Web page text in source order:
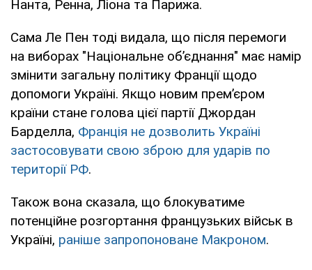
Нанта, Ренна, Ліона та Парижа.
Сама Ле Пен тоді видала, що після перемоги
на виборах "Національне об’єднання" має намір
змінити загальну політику Франції щодо
допомоги Україні. Якщо новим прем’єром
країни стане голова цієї партії Джордан
Барделла, Франція не дозволить Україні
застосовувати свою зброю для ударів по
території РФ.
Також вона сказала, що блокуватиме
потенційне розгортання французьких військ в
Україні, раніше запропоноване Макроном.